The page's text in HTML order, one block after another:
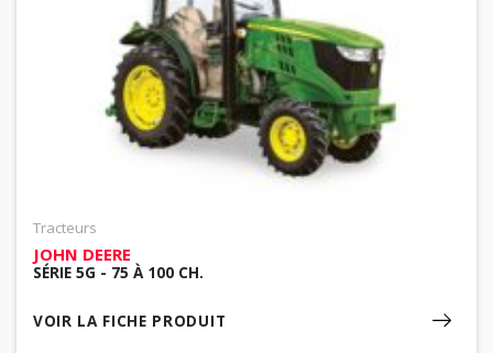
Tracteurs
JOHN DEERE
SÉRIE 5G - 75 À 100 CH.
VOIR LA FICHE PRODUIT